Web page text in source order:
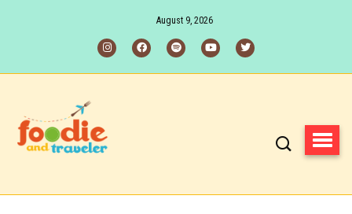
August 9, 2026